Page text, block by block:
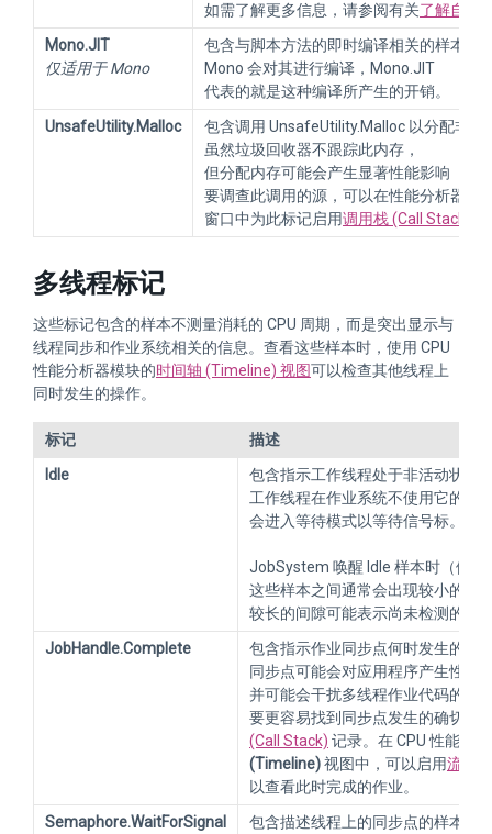
如需了解更多信息，请参阅有关了解自动
Mono.JIT
仅适用于 Mono
包含与脚本方法的即时编译相关的样本。
Mono 会对其进行编译，Mono.JIT
代表的就是这种编译所产生的开销。
UnsafeUtility.Malloc
包含调用 UnsafeUtility.Malloc 以分配非托
虽然垃圾回收器不跟踪此内存，
但分配内存可能会产生显著性能影响（随
要调查此调用的源，可以在性能分析器
窗口中为此标记启用调用栈 (Call Stack)
多线程标记
这些标记包含的样本不测量消耗的 CPU 周期，而是突出显示与
线程同步和作业系统相关的信息。查看这些样本时，使用 CPU
性能分析器模块的时间轴 (Timeline) 视图可以检查其他线程上
同时发生的操作。
标记
描述
Idle
包含指示工作线程处于非活动状态
工作线程在作业系统不使用它的任
会进入等待模式以等待信号标。
JobSystem 唤醒 Idle 样本时（例
这些样本之间通常会出现较小的间
较长的间隙可能表示尚未检测的原
JobHandle.Complete
包含指示作业同步点何时发生的样
同步点可能会对应用程序产生性能
并可能会干扰多线程作业代码的执
要更容易找到同步点发生的确切位
(Call Stack) 记录。在 CPU 性能分
(Timeline)视图中，可以启用流程
以查看此时完成的作业。
Semaphore.WaitForSignal
包含描述线程上的同步点的样本。